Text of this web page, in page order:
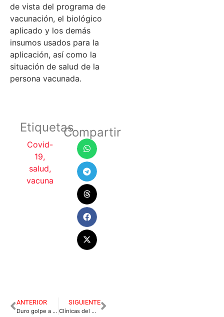
de vista del programa de
vacunación, el biológico
aplicado y los demás
insumos usados para la
aplicación, así como la
situación de salud de la
persona vacunada.
Etiquetas
Covid-
19,
salud,
vacuna
Compartir
ANTERIOR
Duro golpe a bienes ilegales en Meta y Casanare
SIGUIENTE
Clínicas del Meta lanzan S.O.S